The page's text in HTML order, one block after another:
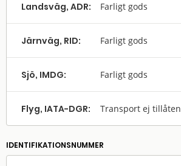
Landsväg, ADR: Farligt gods
Järnväg, RID: Farligt gods
Sjö, IMDG: Farligt gods
Flyg, IATA-DGR: Transport ej tillåten
IDENTIFIKATIONSNUMMER